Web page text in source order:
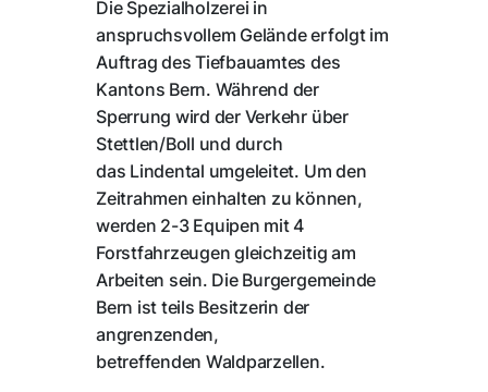
Die Spezialholzerei in
anspruchsvollem Gelände erfolgt im
Auftrag des Tiefbauamtes des
Kantons Bern. Während der
Sperrung wird der Verkehr über
Stettlen/Boll und durch
das Lindental umgeleitet. Um den
Zeitrahmen einhalten zu können,
werden 2-3 Equipen mit 4
Forstfahrzeugen gleichzeitig am
Arbeiten sein. Die Burgergemeinde
Bern ist teils Besitzerin der
angrenzenden,
betreffenden Waldparzellen.